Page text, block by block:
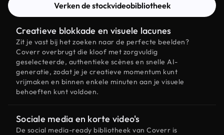
Verken de stockvideobibliotheek
Creatieve blokkade en visuele lacunes
Zit je vast bij het zoeken naar de perfecte beelden?
Coverr overbrugt die kloof met zorgvuldig
geselecteerde, authentieke scènes en snelle AI-
generatie, zodat je je creatieve momentum kunt
vrijmaken en binnen enkele minuten aan je visuele
behoeften kunt voldoen.
Sociale media en korte video's
De social media-ready bibliotheek van Coverr is